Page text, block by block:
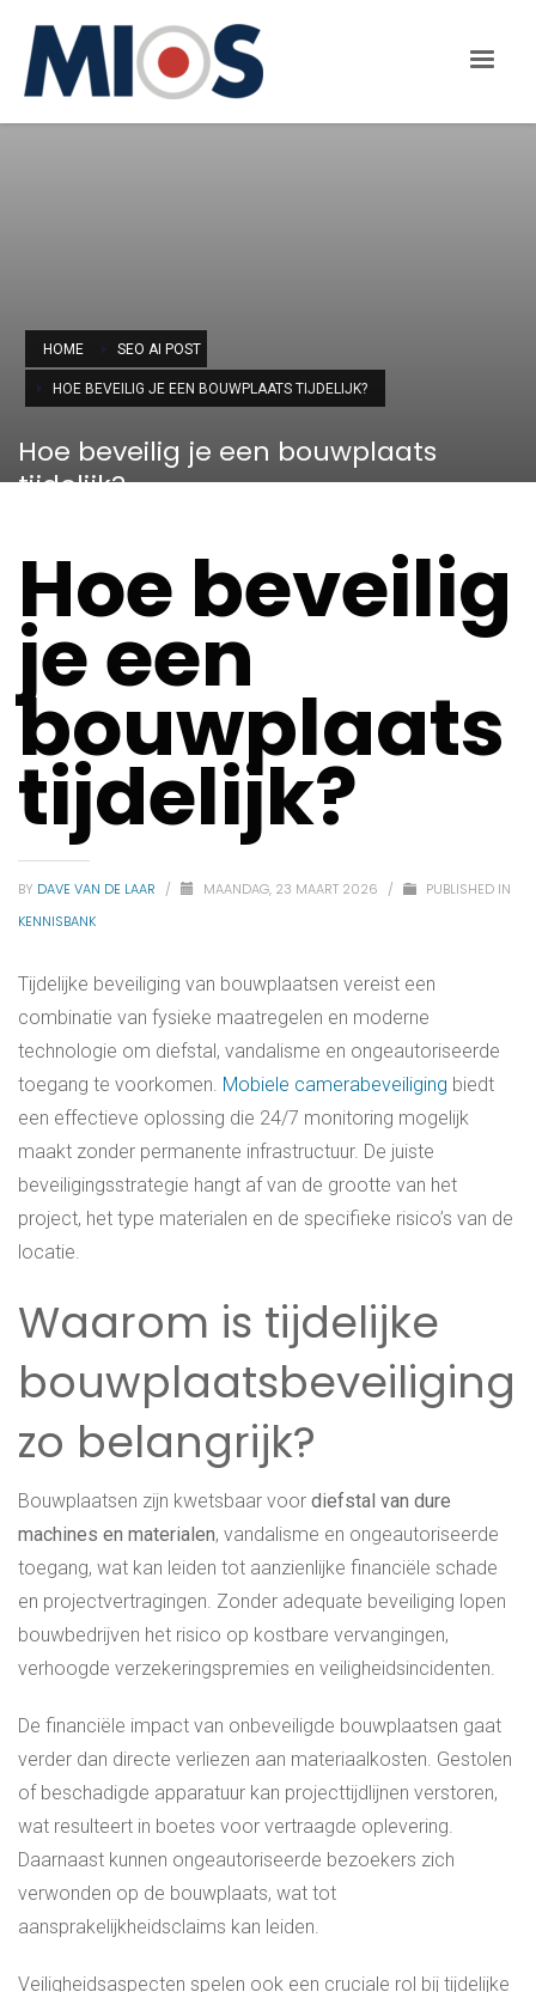
HOME SEO AI POST
HOE BEVEILIG JE EEN BOUWPLAATS TIJDELIJK?
Hoe beveilig je een bouwplaats
tijdelijk?
Hoe beveilig
je een
bouwplaats
tijdelijk?
BY DAVE VAN DE LAAR / MAANDAG, 23 MAART 2026 /
PUBLISHED IN
KENNISBANK
Tijdelijke beveiliging van bouwplaatsen vereist een
combinatie van fysieke maatregelen en moderne
technologie om diefstal, vandalisme en ongeautoriseerde
toegang te voorkomen. Mobiele camerabeveiliging biedt
een effectieve oplossing die 24/7 monitoring mogelijk
maakt zonder permanente infrastructuur. De juiste
beveiligingsstrategie hangt af van de grootte van het
project, het type materialen en de specifieke risico’s van de
locatie.
Waarom is tijdelijke
bouwplaatsbeveiliging
zo belangrijk?
Bouwplaatsen zijn kwetsbaar voor diefstal van dure
machines en materialen, vandalisme en ongeautoriseerde
toegang, wat kan leiden tot aanzienlijke financiële schade
en projectvertragingen. Zonder adequate beveiliging lopen
bouwbedrijven het risico op kostbare vervangingen,
verhoogde verzekeringspremies en veiligheidsincidenten.
De financiële impact van onbeveiligde bouwplaatsen gaat
verder dan directe verliezen aan materiaalkosten. Gestolen
of beschadigde apparatuur kan projecttijdlijnen verstoren,
wat resulteert in boetes voor vertraagde oplevering.
Daarnaast kunnen ongeautoriseerde bezoekers zich
verwonden op de bouwplaats, wat tot
aansprakelijkheidsclaims kan leiden.
Veiligheidsaspecten spelen ook een cruciale rol bij tijdelijke